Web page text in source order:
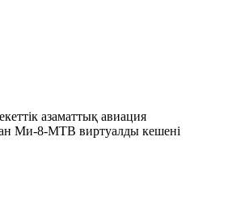
азаматтық авиация
Ми-8-МТВ виртуалды кешені